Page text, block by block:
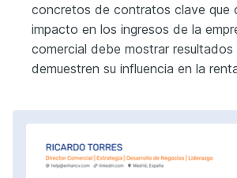
concretos de contratos clave que
impacto en los ingresos de la
comercial debe mostrar resultados
demuestren su influencia en la